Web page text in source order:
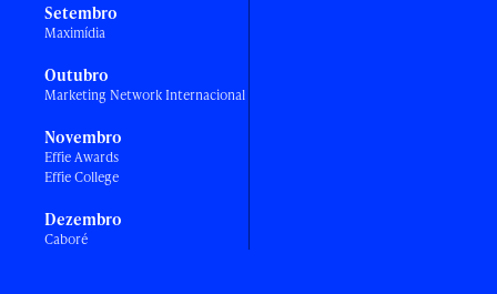
Setembro
Maximídia
Outubro
Marketing Network Internacional
Novembro
Effie Awards
Effie College
Dezembro
Caboré